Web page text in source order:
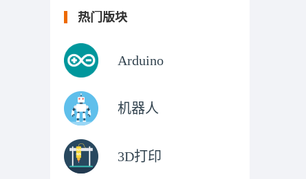
热门版块
Arduino
机器人
3D打印